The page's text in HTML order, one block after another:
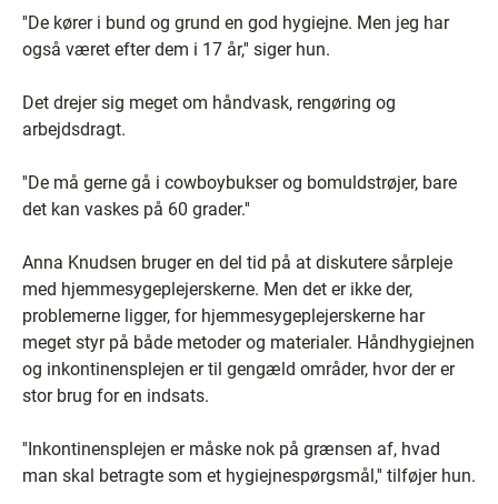
''De kører i bund og grund en god hygiejne. Men jeg har
også været efter dem i 17 år,'' siger hun.
Det drejer sig meget om håndvask, rengøring og
arbejdsdragt.
''De må gerne gå i cowboybukser og bomuldstrøjer, bare
det kan vaskes på 60 grader.''
Anna Knudsen bruger en del tid på at diskutere sårpleje
med hjemmesygeplejerskerne. Men det er ikke der,
problemerne ligger, for hjemmesygeplejerskerne har
meget styr på både metoder og materialer. Håndhygiejnen
og inkontinensplejen er til gengæld områder, hvor der er
stor brug for en indsats.
''Inkontinensplejen er måske nok på grænsen af, hvad
man skal betragte som et hygiejnespørgsmål,'' tilføjer hun.